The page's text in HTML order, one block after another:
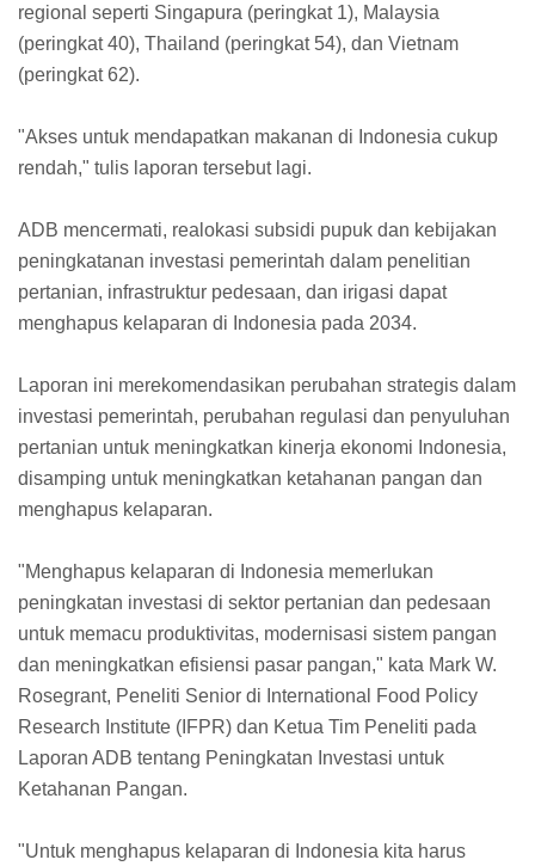
regional seperti Singapura (peringkat 1), Malaysia
(peringkat 40), Thailand (peringkat 54), dan Vietnam
(peringkat 62).
"Akses untuk mendapatkan makanan di Indonesia cukup
rendah," tulis laporan tersebut lagi.
ADB mencermati, realokasi subsidi pupuk dan kebijakan
peningkatanan investasi pemerintah dalam penelitian
pertanian, infrastruktur pedesaan, dan irigasi dapat
menghapus kelaparan di Indonesia pada 2034.
Laporan ini merekomendasikan perubahan strategis dalam
investasi pemerintah, perubahan regulasi dan penyuluhan
pertanian untuk meningkatkan kinerja ekonomi Indonesia,
disamping untuk meningkatkan ketahanan pangan dan
menghapus kelaparan.
"Menghapus kelaparan di Indonesia memerlukan
peningkatan investasi di sektor pertanian dan pedesaan
untuk memacu produktivitas, modernisasi sistem pangan
dan meningkatkan efisiensi pasar pangan," kata Mark W.
Rosegrant, Peneliti Senior di International Food Policy
Research Institute (IFPR) dan Ketua Tim Peneliti pada
Laporan ADB tentang Peningkatan Investasi untuk
Ketahanan Pangan.
"Untuk menghapus kelaparan di Indonesia kita harus